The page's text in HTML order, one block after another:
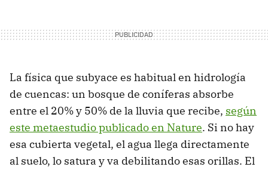
La física que subyace es habitual en hidrología
de cuencas: un bosque de coníferas absorbe
entre el 20% y 50% de la lluvia que recibe, según
este metaestudio publicado en Nature. Si no hay
esa cubierta vegetal, el agua llega directamente
al suelo, lo satura y va debilitando esas orillas. El